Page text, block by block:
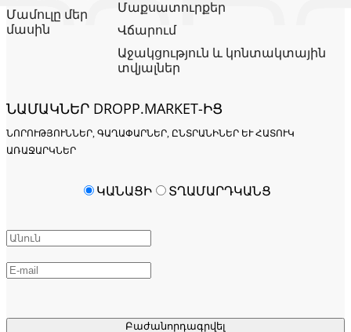
Մամուլը մեր
մասին
Մաքսատուրքեր
Վճարում
Աջակցություն և կոնտակտային
տվյալներ
ՆԱՄԱԿՆԵՐ DROPP.MARKET-ԻՑ
ՆՈՐՈՒԹՅՈՒՆՆԵՐ, ԳԱՂԱՓԱՐՆԵՐ, ԸՆՏՐԱՆԻՆԵՐ ԵՒ ՀԱՏՈՒԿ Ա
ՌԱՋԱՐԿՆԵՐ
Բաժանորդագրվել
ԿԱՆԱՑԻ ՏՂԱՄԱՐԴԿԱՆՑ